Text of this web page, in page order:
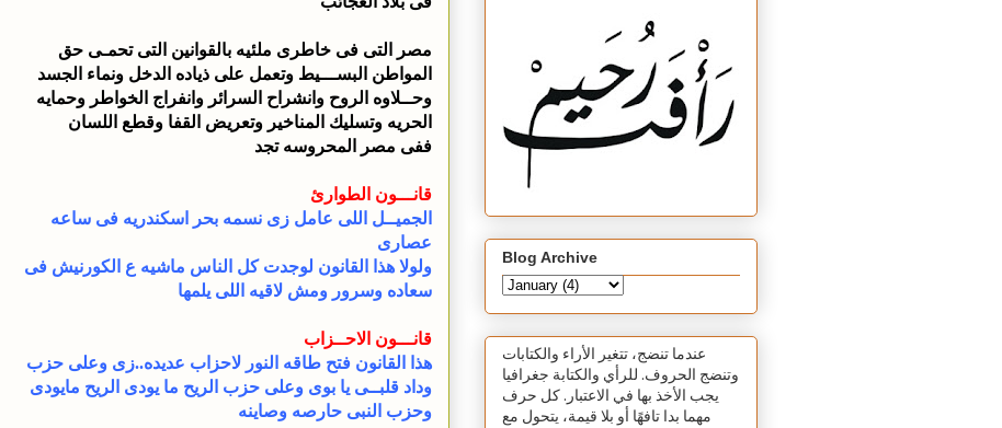
مصر التى فى خاطرى ملئيه بالقوانين التى تحمـى حق
المواطن البســـيط وتعمل على ذياده الدخل ونماء الجسد
وحــلاوه الروح وانشراح السرائر وانفراج الخواطر وحمايه
الحريه وتسليك المناخير وتعريض القفا وقطع اللسان
ففى مصر المحروسه تجد
قانـــون الطوارئ
الجميــل اللى عامل زى نسمه بحر اسكندريه فى ساعه
عصارى
ولولا هذا القانون لوجدت كل الناس ماشيه ع الكورنيش فى
سعاده وسرور ومش لاقيه اللى يلمها
قانـــون الاحــزاب
هذا القانون فتح طاقه النور لاحزاب عديده..زى وعلى حزب
وداد قلبــى يا بوى وعلى حزب الريح ما يودى الريح مايودى
وحزب النبى حارصه وصاينه
Blog Archive
عندما تنضج، تتغير الأراء والكتابات
وتنضج الحروف. للرأي والكتابة جغرافيا
يجب الأخذ بها في الاعتبار. كل حرف
مهما بدا تافهًا أو بلا قيمة، يتحول مع